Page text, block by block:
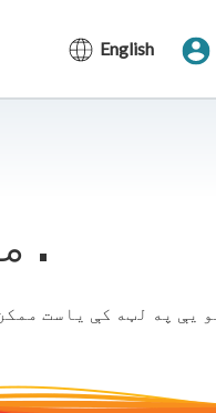
English
موږ دا پاڼه نه شو موندلی.